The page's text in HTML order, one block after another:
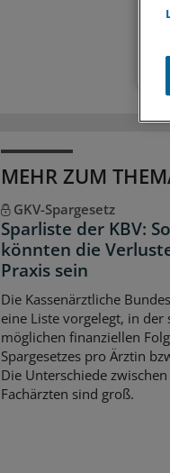
MEHR ZUM
GKV-Spargesetz
Sparliste der KBV:
könnten die
Praxis sein
Die Kassenärztliche
eine Liste vorgelegt, in der
möglichen finanziellen
Spargesetzes pro Ärztin
Die Unterschiede
Fachärzten sind groß.